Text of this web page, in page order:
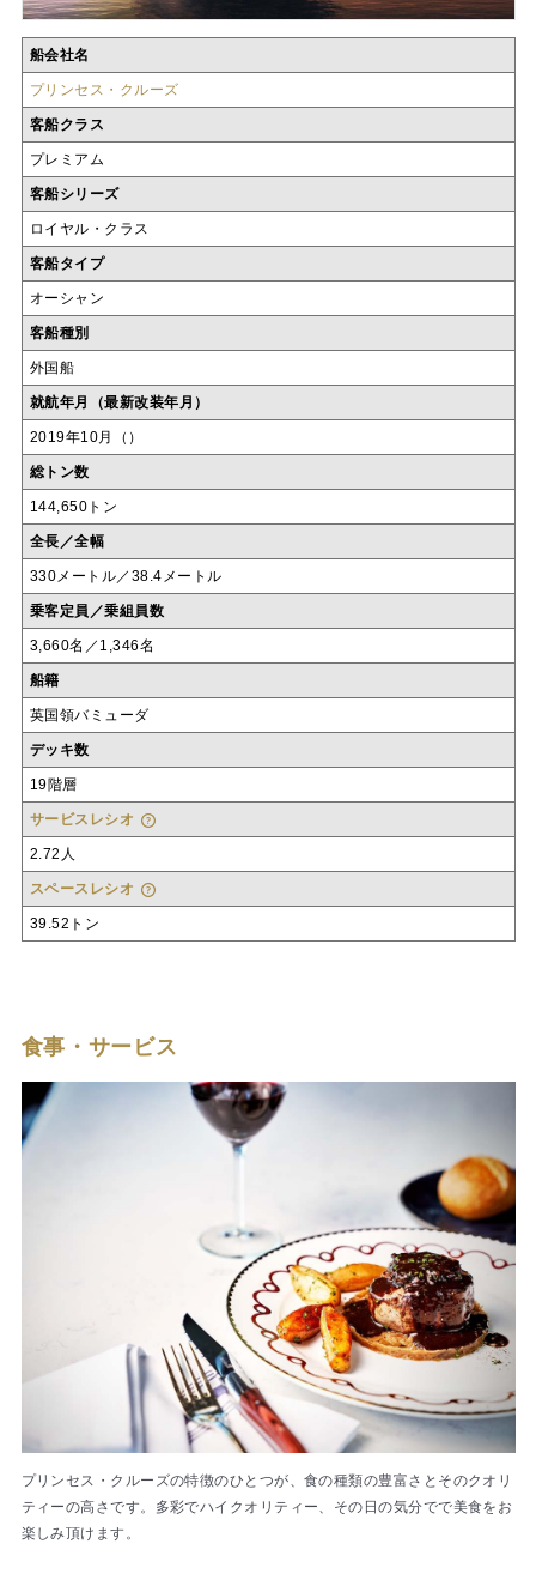
船会社名
プリンセス・クルーズ
客船クラス
プレミアム
客船シリーズ
ロイヤル・クラス
客船タイプ
オーシャン
客船種別
外国船
就航年月（最新改装年月）
2019年10月（）
総トン数
144,650トン
全長／全幅
330メートル／38.4メートル
乗客定員／乗組員数
3,660名／1,346名
船籍
英国領バミューダ
デッキ数
19階層
サービスレシオ
2.72人
スペースレシオ
39.52トン
食事・サービス
プリンセス・クルーズの特徴のひとつが、食の種類の豊富さとそのクオリ
ティーの高さです。多彩でハイクオリティー、その日の気分でで美食をお
楽しみ頂けます。